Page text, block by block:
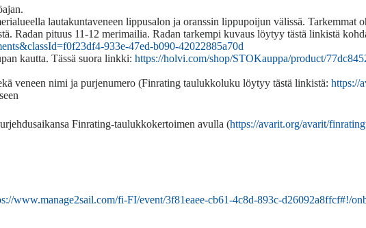
lautakuntaveneen lippusalon ja oranssin lippupoijun välissä. Tarkemmat
Radan pituus 11-12 merimailia. Radan tarkempi kuvaus löytyy tästä linkistä
933e-47ed-b090-42022885a70d
kautta. Tässä suora linkki: https://holvi.com/shop/STOKauppa/product/
veneen nimi ja purjenumero (Finrating taulukkoluku löytyy tästä linkistä: https://
Finrating-taulukkokertoimen avulla (https://avarit.org/avarit/
www.manage2sail.com/fi-FI/event/3f81eaee-cb61-4c8d-893c-d26092a8ffcf#!/